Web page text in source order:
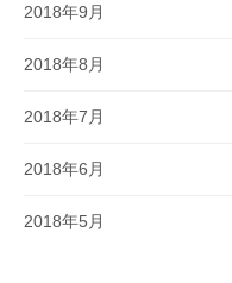
2018年9月
2018年8月
2018年7月
2018年6月
2018年5月